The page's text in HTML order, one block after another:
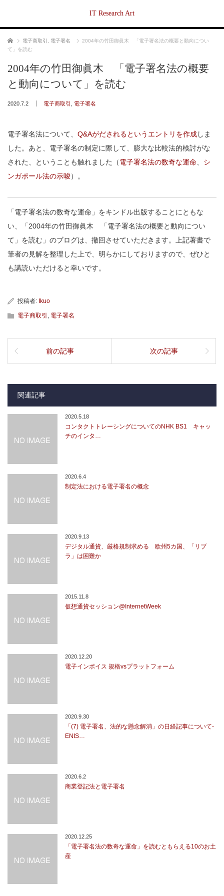
IT Research Art
ホーム 電子商取引 電子署名
2004年の竹田御眞木 「電子署名法の概要と動向につい
て」を読む
2004年の竹田御眞木 「電子署名法の概要
と動向について」を読む
2020.7.2 電子商取引 電子署名
電子署名法について、 Q&Aがだされるというエントリを作成しま
した。あと、電子署名の制定に際して、膨大な比較法的検討がな
された、ということも触れました（電子署名法の数奇な運命
シ
ンガポール法の示唆）。
「電子署名法の数奇な運命」をキンドル出版することにともな
い、「2004年の竹田御眞木 「電子署名法の概要と動向につい
て」を読む」のブログは、撤回させていただきます。上記著書で
筆者の見解を整理した上で、明らかにしておりますので、ぜひと
も講読いただけると幸いです。
投稿者: Ikuo
電子商取引 , 電子署名
前の記事 次の記事
関連記事
2020.5.18
コンタクトトレーシングについてのNHK BS1 キャッ
チのインタ…
2020.6.4
制定法における電子署名の概念
2020.9.13
デジタル通貨、厳格規制求める 欧州5カ国、「リブ
ラ」は困難か
2015.11.8
仮想通貨セッション@InternetWeek
2020.12.20
電子インボイス 規格vsプラットフォーム
2020.9.30
「(7) 電⼦署名、法的な懸念解消」の日経記事について-
ENIS…
2020.6.2
商業登記法と電子署名
2020.12.25
「電子署名法の数奇な運命」を読むともらえる10のお土
産